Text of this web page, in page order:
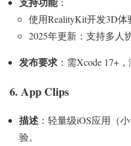
使用RealityKit开发3D体
2025年更新：支持多人
发布要求 ：需Xcode 17+
6. App Clips
描述 ：轻量级iOS应用（
验。